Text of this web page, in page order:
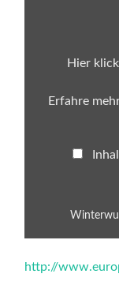
2015“
Hier
Erfahre
http://